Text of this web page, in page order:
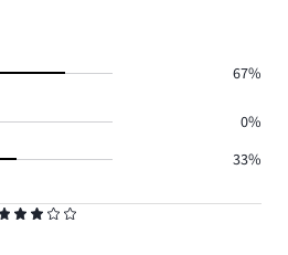
67%
0%
33%